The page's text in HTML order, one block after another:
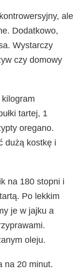
ale
Dodatkowo,
Wystarczy
czy domowy
tartej, 1
oregano.
dużą kostkę i
na 180 stopni i
Po lekkim
je w jajku a
oleju.
na 20 minut.